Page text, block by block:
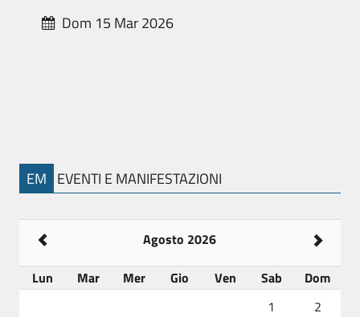
Dom 15 Mar 2026
EM EVENTI E MANIFESTAZIONI
Agosto 2026
Lun
Mar Mer Gio Ven Sab
Dom
1
2